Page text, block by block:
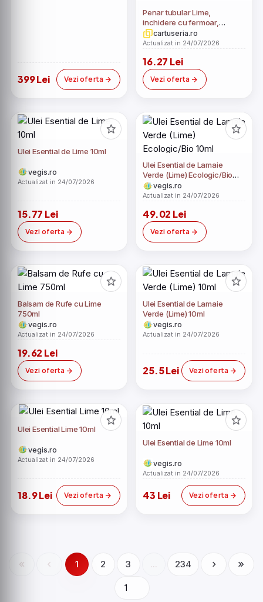
399 Lei Vezi oferta
Penar tubular Lime,
inchidere cu fermoar,
interior captusit, 21.5x7.3 cm
cartuseria.ro
Actualizat in 24/07/2026
16.27 Lei
Vezi oferta
Ulei Esential de Lime 10ml
vegis.ro
Actualizat in 24/07/2026
15.77 Lei
Vezi oferta
Ulei Esential de Lamaie
Verde (Lime) Ecologic/Bio
10mlvegis.ro
Actualizat in 24/07/2026
49.02 Lei
Vezi oferta
Balsam de Rufe cu Lime
750ml
vegis.ro
Actualizat in 24/07/2026
19.62 Lei
Vezi oferta
Ulei Esential de Lamaie
Verde (Lime) 10ml
vegis.ro
Actualizat in 24/07/2026
25.5 Lei Vezi oferta
Ulei Esential Lime 10ml
vegis.ro
Actualizat in 24/07/2026
18.9 Lei Vezi oferta
Ulei Esential de Lime 10ml
vegis.ro
Actualizat in 24/07/2026
43 Lei Vezi oferta
1 2 3 ... 234